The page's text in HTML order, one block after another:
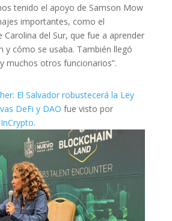
tenido el apoyo de Samson Mow
importantes, como el
Carolina del Sur, que fue a aprender
y cómo se usaba. También llegó
muchos otros funcionarios”.
El Salvador robustecerá la Ley
DeFi y DAO fue visto por
.